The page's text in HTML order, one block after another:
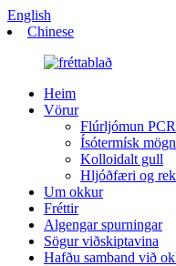
English
Chinese
Heim
Vörur
Flúrljómun PCR
Ísótermísk
Kolloidalt gull
Hljóðfæri og
Um okkur
Fréttir
Algengar spurningar
Sögur viðskiptavina
Hafðu samband við